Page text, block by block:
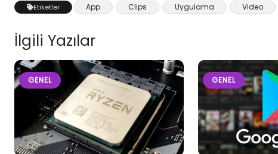
Etiketler App Clips Uygulama Video
İlgili Yazılar
GENEL GENEL